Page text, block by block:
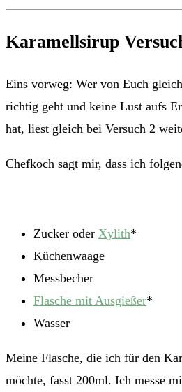
Karamellsirup
Eins vorweg: Wer von Euch
richtig geht und keine Lust aufs
hat, liest gleich bei Versuch 2
Chefkoch sagt mir, dass ich
Zucker oder Xylith*
Küchenwaage
Messbecher
Flasche mit Ausgießer*
Wasser
Meine Flasche, die ich für den
möchte, fasst 200ml. Ich messe